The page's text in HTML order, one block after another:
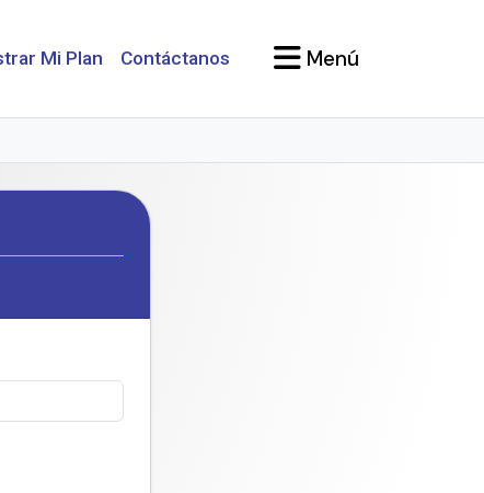
Mi Plan Contáctanos Menú